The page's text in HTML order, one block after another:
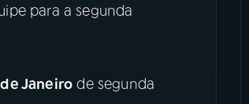
para a segunda
Janeiro de segunda